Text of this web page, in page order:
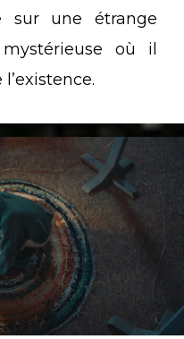
sur une étrange
où il